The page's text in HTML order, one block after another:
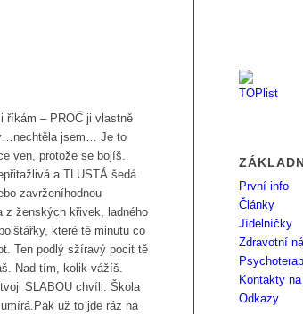
říkám – PROČ ji vlastně
jsem… Je to
ven, protože se bojíš.
a TLUSTÁ šedá
zavrženíhodnou
z ženských křivek, ladného
které tě minutu co
Ten podlý sžíravý pocit tě
Nad tím, kolik vážíš.
SLABOU chvíli. Škola
už to jde ráz na
První info
Články
Jídelníčky
Zdravotní
Kontakty
Odkazy